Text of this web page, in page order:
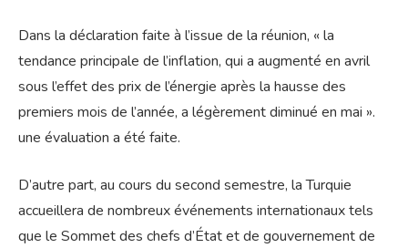
Dans la déclaration faite à l’issue de la réunion, « la
tendance principale de l’inflation, qui a augmenté en avril
sous l’effet des prix de l’énergie après la hausse des
premiers mois de l’année, a légèrement diminué en mai ».
une évaluation a été faite.
D’autre part, au cours du second semestre, la Turquie
accueillera de nombreux événements internationaux tels
que le Sommet des chefs d’État et de gouvernement de